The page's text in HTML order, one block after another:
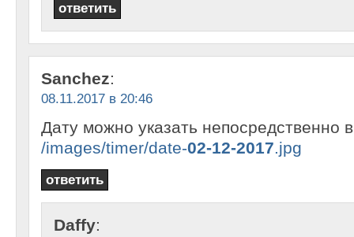
ответить
Sanchez:
08.11.2017 в 20:46
Дату можно указать непосредственно
/images/timer/date-02-12-2017.jpg
ответить
Daffy: